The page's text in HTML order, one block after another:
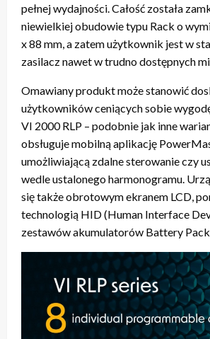
pełnej wydajności. Całość została
niewielkiej obudowie typu Rack o
x 88 mm, a zatem użytkownik jest w
zasilacz nawet w trudno dostępnych
Omawiany produkt może stanowić
użytkowników ceniących sobie
VI 2000 RLP – podobnie jak inne
obsługuje mobilną aplikację
umożliwiającą zdalne sterowanie czy
wedle ustalonego harmonogramu.
się także obrotowym ekranem LCD,
technologią HID (Human Interface
zestawów akumulatorów Battery